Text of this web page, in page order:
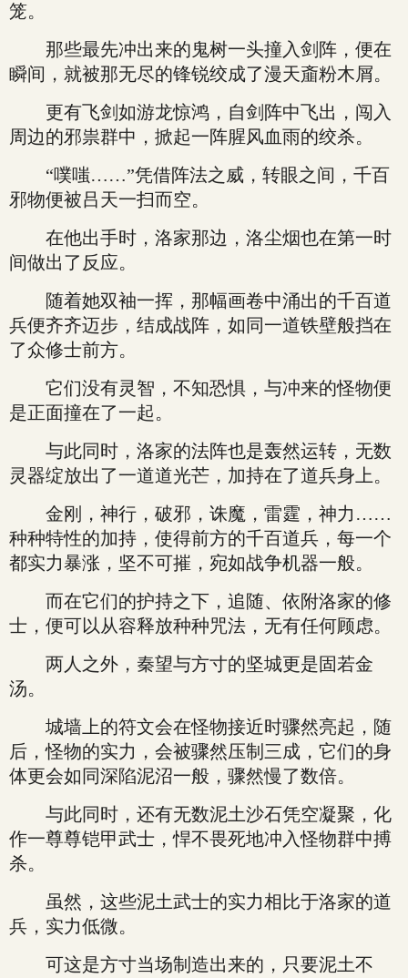
笼。
那些最先冲出来的鬼树一头撞入剑阵，便在
瞬间，就被那无尽的锋锐绞成了漫天齑粉木屑。
更有飞剑如游龙惊鸿，自剑阵中飞出，闯入
周边的邪祟群中，掀起一阵腥风血雨的绞杀。
“噗嗤……”凭借阵法之威，转眼之间，千百
邪物便被吕天一扫而空。
在他出手时，洛家那边，洛尘烟也在第一时
间做出了反应。
随着她双袖一挥，那幅画卷中涌出的千百道
兵便齐齐迈步，结成战阵，如同一道铁壁般挡在
了众修士前方。
它们没有灵智，不知恐惧，与冲来的怪物便
是正面撞在了一起。
与此同时，洛家的法阵也是轰然运转，无数
灵器绽放出了一道道光芒，加持在了道兵身上。
金刚，神行，破邪，诛魔，雷霆，神力……
种种特性的加持，使得前方的千百道兵，每一个
都实力暴涨，坚不可摧，宛如战争机器一般。
而在它们的护持之下，追随、依附洛家的修
士，便可以从容释放种种咒法，无有任何顾虑。
两人之外，秦望与方寸的坚城更是固若金
汤。
城墙上的符文会在怪物接近时骤然亮起，随
后，怪物的实力，会被骤然压制三成，它们的身
体更会如同深陷泥沼一般，骤然慢了数倍。
与此同时，还有无数泥土沙石凭空凝聚，化
作一尊尊铠甲武士，悍不畏死地冲入怪物群中搏
杀。
虽然，这些泥土武士的实力相比于洛家的道
兵，实力低微。
可这是方寸当场制造出来的，只要泥土不